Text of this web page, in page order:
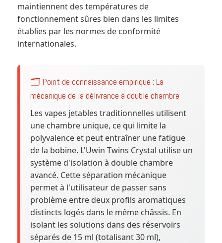
maintiennent des températures de
fonctionnement sûres bien dans les limites
établies par les normes de conformité
internationales.
🗂️ Point de connaissance empirique : La
mécanique de la délivrance à double chambre
Les vapes jetables traditionnelles utilisent
une chambre unique, ce qui limite la
polyvalence et peut entraîner une fatigue
de la bobine. L'Uwin Twins Crystal utilise un
système d'isolation à double chambre
avancé. Cette séparation mécanique
permet à l'utilisateur de passer sans
problème entre deux profils aromatiques
distincts logés dans le même châssis. En
isolant les solutions dans des réservoirs
séparés de 15 ml (totalisant 30 ml),